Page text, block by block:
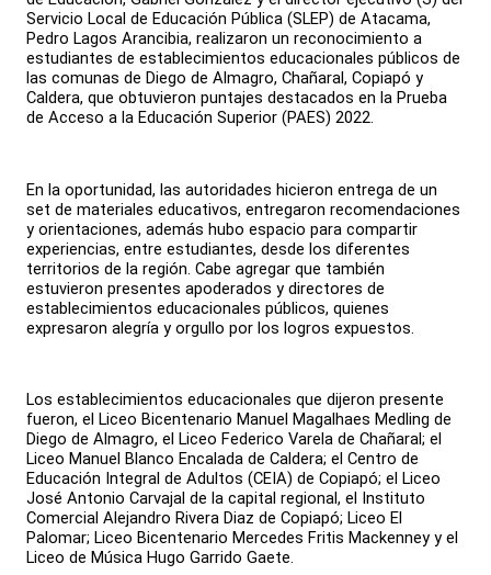
Servicio Local de Educación Pública (SLEP) de Atacama,
Pedro Lagos Arancibia, realizaron un reconocimiento a
estudiantes de establecimientos educacionales públicos de
las comunas de Diego de Almagro, Chañaral, Copiapó y
Caldera, que obtuvieron puntajes destacados en la Prueba
de Acceso a la Educación Superior (PAES) 2022.
En la oportunidad, las autoridades hicieron entrega de un
set de materiales educativos, entregaron recomendaciones
y orientaciones, además hubo espacio para compartir
experiencias, entre estudiantes, desde los diferentes
territorios de la región. Cabe agregar que también
estuvieron presentes apoderados y directores de
establecimientos educacionales públicos, quienes
expresaron alegría y orgullo por los logros expuestos.
Los establecimientos educacionales que dijeron presente
fueron, el Liceo Bicentenario Manuel Magalhaes Medling de
Diego de Almagro, el Liceo Federico Varela de Chañaral; el
Liceo Manuel Blanco Encalada de Caldera; el Centro de
Educación Integral de Adultos (CEIA) de Copiapó; el Liceo
José Antonio Carvajal de la capital regional, el Instituto
Comercial Alejandro Rivera Diaz de Copiapó; Liceo El
Palomar; Liceo Bicentenario Mercedes Fritis Mackenney y el
Liceo de Música Hugo Garrido Gaete.